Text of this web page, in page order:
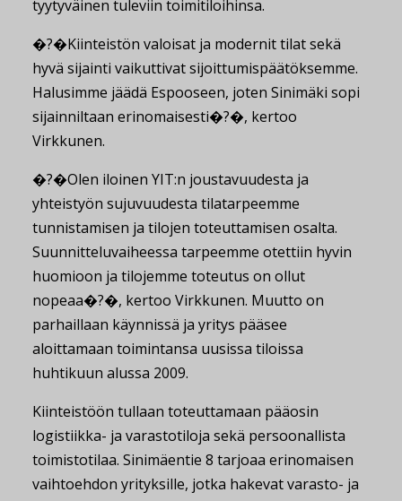
tyytyväinen tuleviin toimitiloihinsa.
�?�Kiinteistön valoisat ja modernit tilat sekä
hyvä sijainti vaikuttivat sijoittumispäätöksemme.
Halusimme jäädä Espooseen, joten Sinimäki sopi
sijainniltaan erinomaisesti�?�, kertoo
Virkkunen.
�?�Olen iloinen YIT:n joustavuudesta ja
yhteistyön sujuvuudesta tilatarpeemme
tunnistamisen ja tilojen toteuttamisen osalta.
Suunnitteluvaiheessa tarpeemme otettiin hyvin
huomioon ja tilojemme toteutus on ollut
nopeaa�?�, kertoo Virkkunen. Muutto on
parhaillaan käynnissä ja yritys pääsee
aloittamaan toimintansa uusissa tiloissa
huhtikuun alussa 2009.
Kiinteistöön tullaan toteuttamaan pääosin
logistiikka- ja varastotiloja sekä persoonallista
toimistotilaa. Sinimäentie 8 tarjoaa erinomaisen
vaihtoehdon yrityksille, jotka hakevat varasto- ja